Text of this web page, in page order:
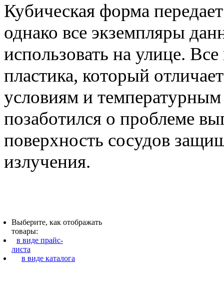
Кубическая форма
однако все экземпляры
использовать на улице.
пластика, который
условиям и
позаботился о проблеме
поверхность сосудов
излучения.
Выберите, как отображать
товары:
в виде прайс-
листа
в виде каталога